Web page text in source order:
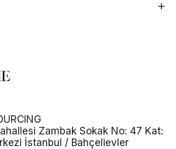
Zambak Sokak No: 47 Kat:
İstanbul / Bahçelievler